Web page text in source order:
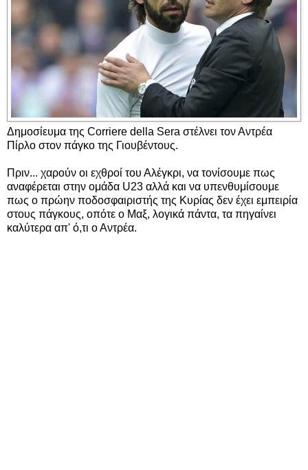
Δημοσίευμα της Corriere della Sera στέλνει τον Αντρέα
Πίρλο στον πάγκο της Γιουβέντους.
Πριν... χαρούν οι εχθροί του Αλέγκρι, να τονίσουμε πως
αναφέρεται στην ομάδα U23 αλλά και να υπενθυμίσουμε
πως ο πρώην ποδοσφαιριστής της Κυρίας δεν έχει εμπειρία
στους πάγκους, οπότε ο Μαξ, λογικά πάντα, τα πηγαίνει
καλύτερα απ' ό,τι ο Αντρέα.